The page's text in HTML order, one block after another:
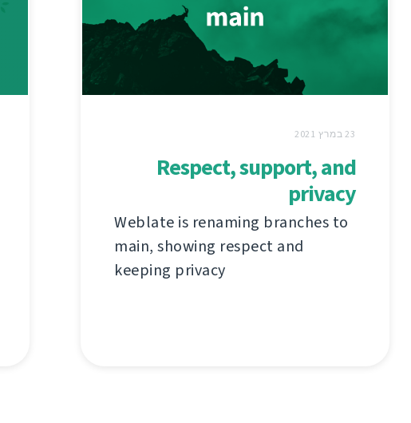
23 במרץ 2021
Respect, support, and
privacy
Weblate is renaming branches to
main, showing respect and
keeping privacy